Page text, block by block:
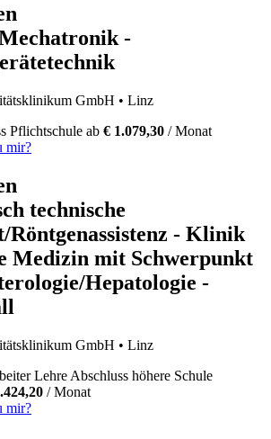
-
GmbH • Linz
Pflichtschule ab € 1.079,30 / Monat
mir?
technische
Röntgenassistenz - Klinik
Medizin mit Schwerpunkt
Hepatologie -
GmbH • Linz
Lehre Abschluss höhere Schule
/ Monat
mir?